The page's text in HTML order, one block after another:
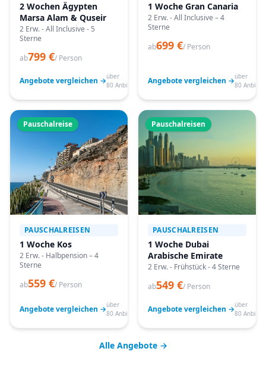
2 Wochen Ägypten
Marsa Alam & Quseir
2 Erw. - All Inclusive - 5
Sterne
ab799 €/ Person
Angebote vergleichen →über
80 Anbieter
1 Woche Gran Canaria
2 Erw. - All Inclusive – 4
Sterne
ab699 €/ Person
Angebote vergleichen →über
80
Pauschalreise
PAUSCHALREISEN
1 Woche Kos
2 Erw. - Halbpension – 4
Sterne
ab559 €/ Person
Angebote vergleichen →über
80 Anbieter
Pauschalreisen
PAUSCHALREISEN
1 Woche Dubai
Arabische Emirate
2 Erw. - Frühstück - 4 Sterne
ab549 €/ Person
Angebote vergleichen →über
80
Alle Angebote →